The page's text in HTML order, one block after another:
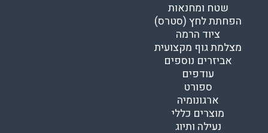
שטח ומחנאות
הפחתת לחץ (סטרס)
ציוד הרמה
מצלמת גוף מקצועית
אביזרים נוספים
עודפים
ספורט
ארגונומיה
מוצרים כללי
נעילה ותיוג